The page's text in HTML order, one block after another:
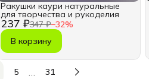
237 ₽347 ₽−32%
Ракушки каури натуральные
для творчества и рукоделия
В корзину
5 … 31